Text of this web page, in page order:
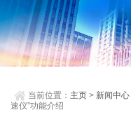
当前位置： 主页 > 新闻中心
速仪”功能介绍